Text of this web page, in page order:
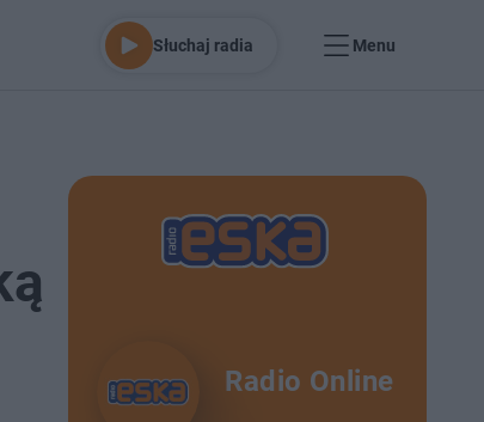
Słuchaj radia Menu
Radio Online